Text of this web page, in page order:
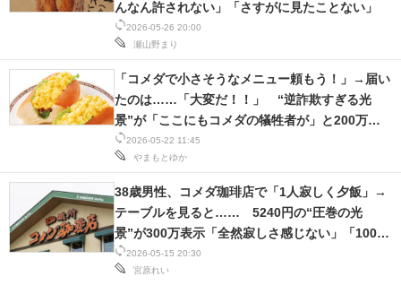
2026-05-26 20:00
瀬山野まり
んなん許されない」「さすがに見たことない」
2026-05-22 11:45
やまもとゆか
「コメダで小さそうなメニュー頼もう！」→届い
たのは……「大変だ！！」 “逆詐欺すぎる光
景”が「ここにもコメダの犠牲者が」と200万表
示
2026-05-15 20:30
宮原れい
38歳男性、コメダ珈琲店で「1人寂しく夕飯」→
テーブルを見ると…… 5240円の“圧巻の光
景”が300万表示「全然寂しさ感じない」「100点
過ぎ」